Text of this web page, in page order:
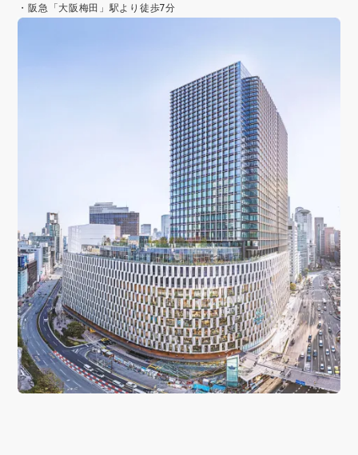
・阪急「大阪梅田」駅より徒歩7分